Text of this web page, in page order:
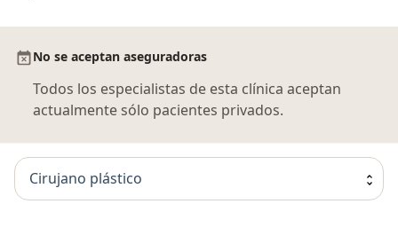
No se aceptan aseguradoras
Todos los especialistas de esta clínica aceptan
actualmente sólo pacientes privados.
Cirujano plástico